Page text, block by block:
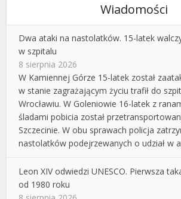
Wiadomości
Dwa ataki na nastolatków. 15-latek
w szpitalu
8 sierpnia 2026
W Kamiennej Górze 15-latek został
w stanie zagrażającym życiu trafił do
Wrocławiu. W Goleniowie 16-latek z
śladami pobicia został
Szczecinie. W obu sprawach policja
nastolatków podejrzewanych o udział w
Leon XIV odwiedzi UNESCO. Pierwsza
od 1980 roku